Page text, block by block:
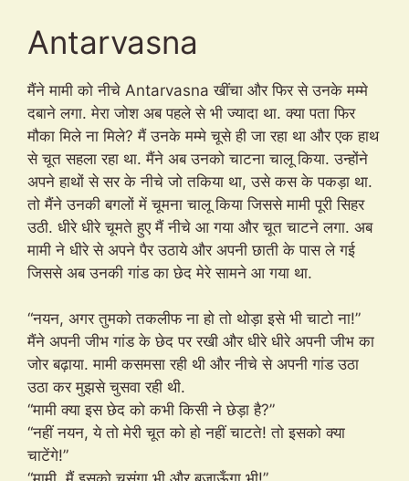
Antarvasna
मैंने मामी को नीचे Antarvasna खींचा और फिर से उनके मम्मे
दबाने लगा. मेरा जोश अब पहले से भी ज्यादा था. क्या पता फिर
मौका मिले ना मिले? मैं उनके मम्मे चूसे ही जा रहा था और एक हाथ
से चूत सहला रहा था. मैंने अब उनको चाटना चालू किया. उन्होंने
अपने हाथों से सर के नीचे जो तकिया था, उसे कस के पकड़ा था.
तो मैंने उनकी बगलों में चूमना चालू किया जिससे मामी पूरी सिहर
उठी. धीरे धीरे चूमते हुए मैं नीचे आ गया और चूत चाटने लगा. अब
मामी ने धीरे से अपने पैर उठाये और अपनी छाती के पास ले गई
जिससे अब उनकी गांड का छेद मेरे सामने आ गया था.
“नयन, अगर तुमको तकलीफ ना हो तो थोड़ा इसे भी चाटो ना!”
मैंने अपनी जीभ गांड के छेद पर रखी और धीरे धीरे अपनी जीभ का
जोर बढ़ाया. मामी कसमसा रही थी और नीचे से अपनी गांड उठा
उठा कर मुझसे चुसवा रही थी.
“मामी क्या इस छेद को कभी किसी ने छेड़ा है?”
“नहीं नयन, ये तो मेरी चूत को हो नहीं चाटते! तो इसको क्या
चाटेंगे!”